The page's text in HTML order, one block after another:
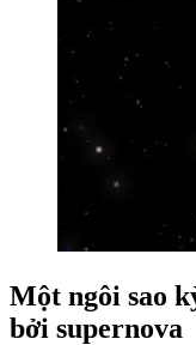
Một ngôi sao
bởi supernova